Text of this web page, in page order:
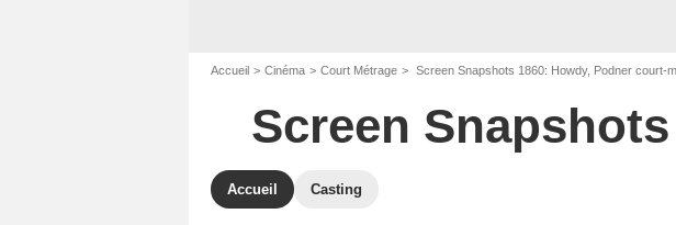
Accueil Cinéma Court Métrage Screen Snapshots 1860: Howdy, Podner court-
Screen
Accueil Casting